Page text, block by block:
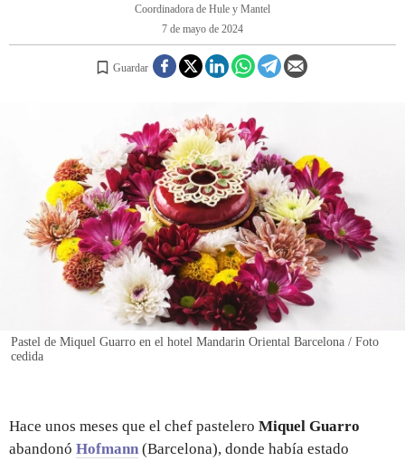
INICIAR SESIÓN
Coordinadora de Hule y Mantel
7 de mayo de 2024
Guardar
Pastel de Miquel Guarro en el hotel Mandarin Oriental Barcelona / Foto
cedida
Hace unos meses que el chef pastelero Miquel Guarro
abandonó Hofmann (Barcelona), donde había estado